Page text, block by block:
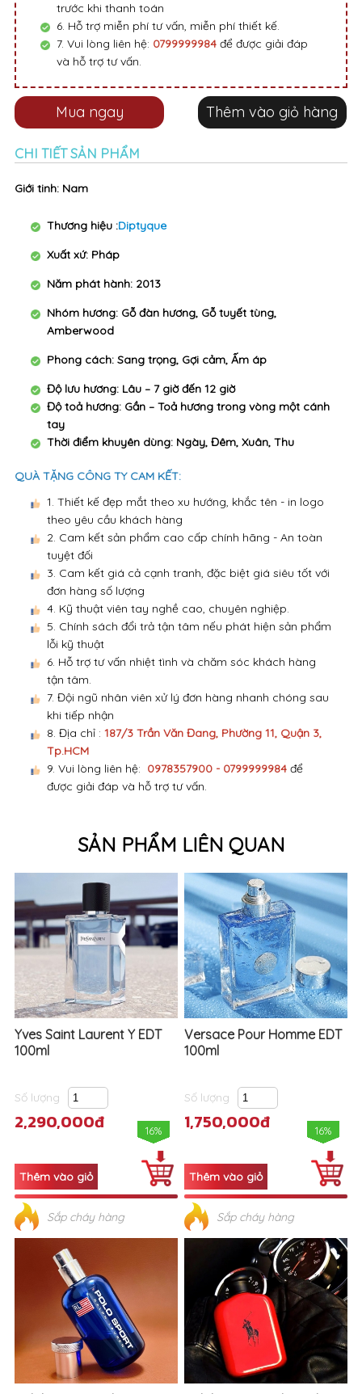
trước khi thanh toán
6. Hỗ trợ miễn phí tư vấn, miễn phí thiết kế.
7. Vui lòng liên hệ: 0799999984 để được giải đáp
và hỗ trợ tư vấn.
Thêm vào giỏ hàng
Mua ngay
CHI TIẾT SẢN PHẨM
Giới tinh: Nam
Thương hiệu :Diptyque
Xuất xứ: Pháp
Năm phát hành: 2013
Nhóm hương: Gỗ đàn hương, Gỗ tuyết tùng,
Amberwood
Phong cách: Sang trọng, Gợi cảm, Ấm áp
Độ lưu hương: Lâu – 7 giờ đến 12 giờ
Độ toả hương: Gần – Toả hương trong vòng một cánh
tay
Thời điểm khuyên dùng: Ngày, Đêm, Xuân, Thu
QUÀ TẶNG CÔNG TY CAM KẾT:
1. Thiết kế đẹp mắt theo xu hướng, khắc tên - in logo
theo yêu cầu khách hàng
2. Cam kết sản phẩm cao cấp chính hãng - An toàn
tuyệt đối
3. Cam kết giá cả cạnh tranh, đặc biệt giá siêu tốt với
đơn hàng số lượng
4. Kỹ thuật viên tay nghề cao, chuyên nghiệp.
5. Chính sách đổi trả tận tâm nếu phát hiện sản phẩm
lỗi kỹ thuật
6. Hỗ trợ tư vấn nhiệt tình và chăm sóc khách hàng
tận tâm.
7. Đội ngũ nhân viên xử lý đơn hàng nhanh chóng sau
khi tiếp nhận
8. Địa chỉ : 187/3 Trần Văn Đang, Phường 11, Quận 3,
Tp.HCM
9. Vui lòng liên hệ: 0978357900 - 0799999984 để
được giải đáp và hỗ trợ tư vấn.
SẢN PHẨM LIÊN QUAN
Yves Saint Laurent Y EDT
100ml
Số lượng
2,290,000đ 16%
Sắp cháy hàng
Versace Pour Homme EDT
100ml
Số lượng
1,750,000đ 16%
Sắp cháy hàng